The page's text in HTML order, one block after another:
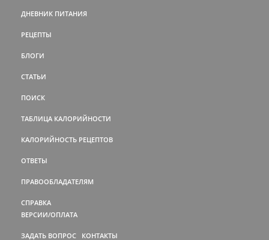
ДНЕВНИК ПИТАНИЯ
РЕЦЕПТЫ
БЛОГИ
СТАТЬИ
ПОИСК
ТАБЛИЦА КАЛОРИЙНОСТИ
КАЛОРИЙНОСТЬ РЕЦЕПТОВ
ОТВЕТЫ
ПРАВООБЛАДАТЕЛЯМ
СПРАВКА
ВЕРСИИ/ОПЛАТА
ЗАДАТЬ ВОПРОС КОНТАКТЫ